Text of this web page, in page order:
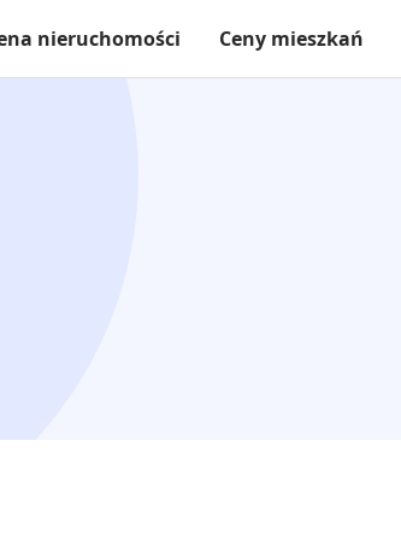
nieruchomości Ceny mieszkań